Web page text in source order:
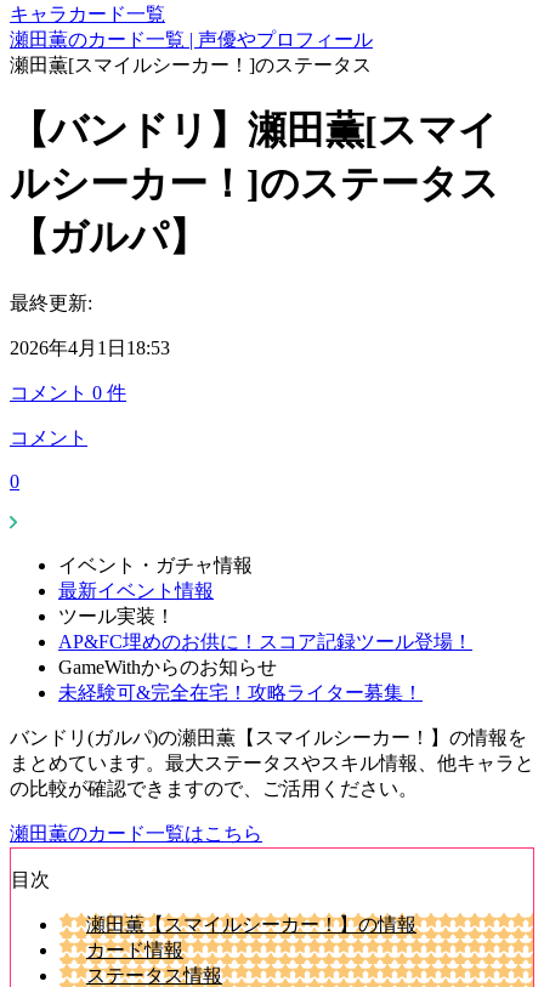
キャラカード一覧
瀬田薫のカード一覧 | 声優やプロフィール
瀬田薫[スマイルシーカー！]のステータス
【バンドリ】瀬田薫[スマイ
ルシーカー！]のステータス
【ガルパ】
最終更新:
2026年4月1日18:53
コメント 0 件
コメント
0
イベント・ガチャ情報
最新イベント情報
ツール実装！
AP&FC埋めのお供に！スコア記録ツール登場！
GameWithからのお知らせ
未経験可&完全在宅！攻略ライター募集！
バンドリ(ガルパ)の瀬田薫【スマイルシーカー！】の情報を
まとめています。最大ステータスやスキル情報、他キャラと
の比較が確認できますので、ご活用ください。
瀬田薫のカード一覧はこちら
目次
瀬田薫【スマイルシーカー！】の情報
カード情報
ステータス情報